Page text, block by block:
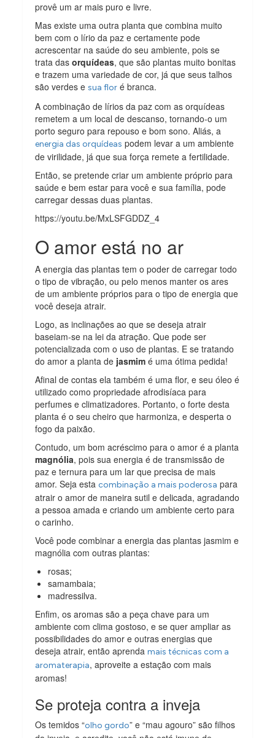
provê um ar mais puro e livre.
Mas existe uma outra planta que combina muito
bem com o lírio da paz e certamente pode
acrescentar na saúde do seu ambiente, pois se
trata dasorquídeas, que são plantas muito bonitas
e trazem uma variedade de cor, já que seus talhos
são verdes esua flor é branca.
A combinação de lírios da paz com as orquídeas
remetem a um local de descanso, tornando-o um
porto seguro para repouso e bom sono. Aliás, a
energia das orquídeas podem levar a um ambiente
de virilidade, já que sua força remete a fertilidade.
Então, se pretende criar um ambiente próprio para
saúde e bem estar para você e sua família, pode
carregar dessas duas plantas.
https://youtu.be/MxLSFGDDZ_4
O amor está no ar
A energia das plantas tem o poder de carregar todo
o tipo de vibração, ou pelo menos manter os ares
de um ambiente próprios para o tipo de energia que
você deseja atrair.
Logo, as inclinações ao que se deseja atrair
baseiam-se na lei da atração. Que pode ser
potencializada com o uso de plantas. E se tratando
do amor a planta de jasmim é uma ótima pedida!
Afinal de contas ela também é uma flor, e seu óleo é
utilizado como propriedade afrodisíaca para
perfumes e climatizadores. Portanto, o forte desta
planta é o seu cheiro que harmoniza, e desperta o
fogo da paixão.
Contudo, um bom acréscimo para o amor é a planta
magnólia, pois sua energia é de transmissão de
paz e ternura para um lar que precisa de mais
amor. Seja estacombinação a mais poderosa para
atrair o amor de maneira sutil e delicada, agradando
a pessoa amada e criando um ambiente certo para
o carinho.
Você pode combinar a energia das plantas jasmim e
magnólia com outras plantas:
rosas;
samambaia;
madressilva.
Enfim, os aromas são a peça chave para um
ambiente com clima gostoso, e se quer ampliar as
possibilidades do amor e outras energias que
deseja atrair, então aprendamais técnicas com a
aromaterapia, aproveite a estação com mais
aromas!
Se proteja contra a inveja
Os temidos “olho gordo” e “mau agouro” são filhos